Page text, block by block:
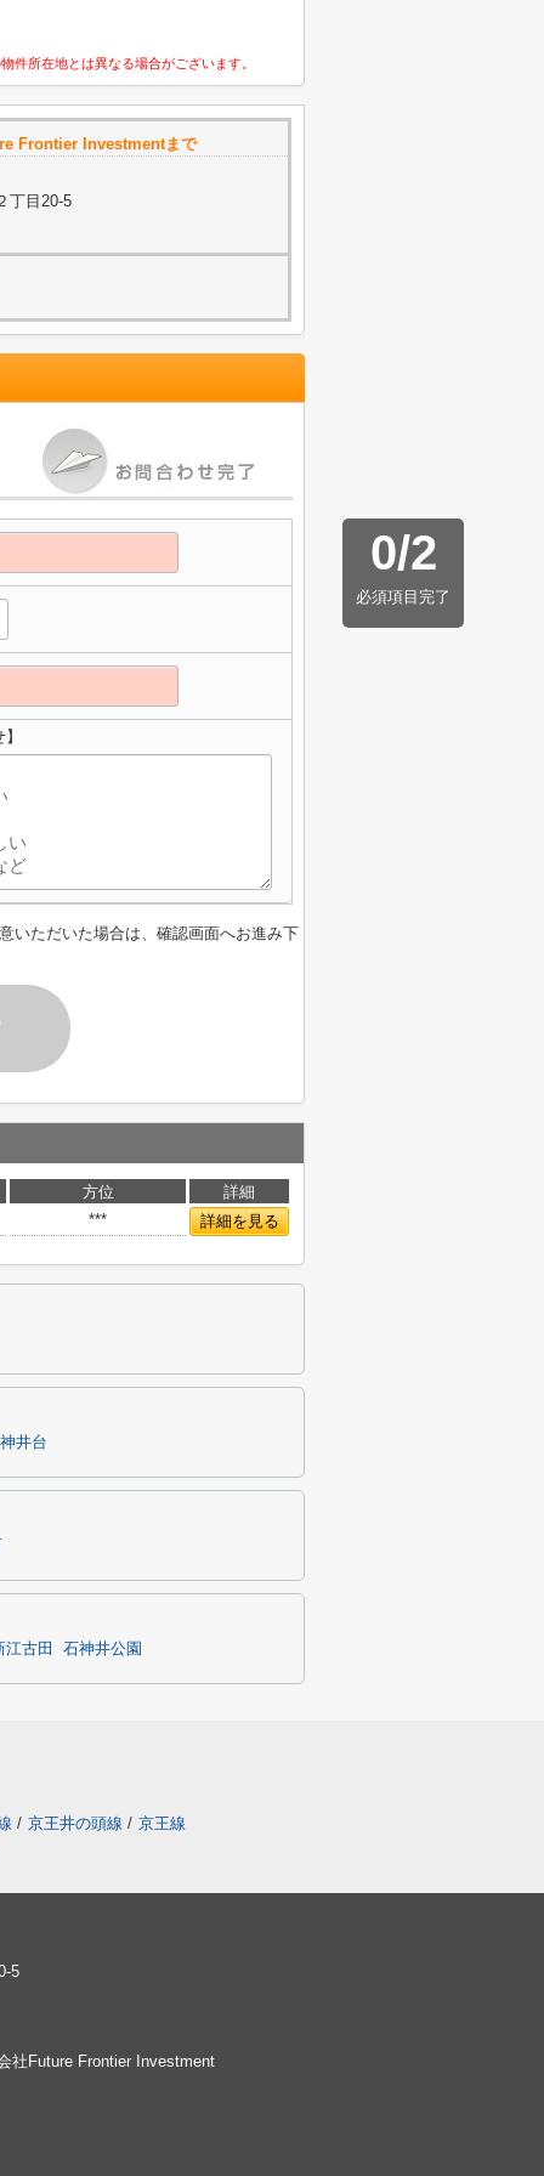
件所在地とは異なる場合がございます。
Frontier Investmentまで
丁目20-5
0/2
必須項目完了
いただいた場合は、確認画面へお進み下
方位
詳細
*** 詳細を見る
井台
江古田 石神井公園
/ 京王井の頭線 / 京王線
5
社Future Frontier Investment